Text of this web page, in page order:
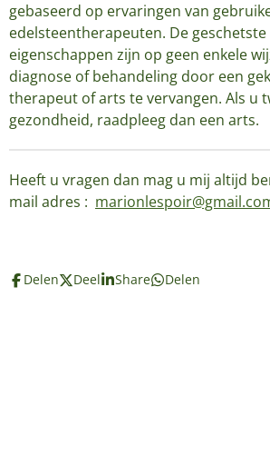
gebaseerd op ervaringen van
edelsteentherapeuten. De
eigenschappen zijn op geen enkele
diagnose of behandeling door een
therapeut of arts te vervangen. Als u
gezondheid, raadpleeg dan een arts.
Heeft u vragen dan mag u mij altijd
mail adres :
Delen Deel Share Delen